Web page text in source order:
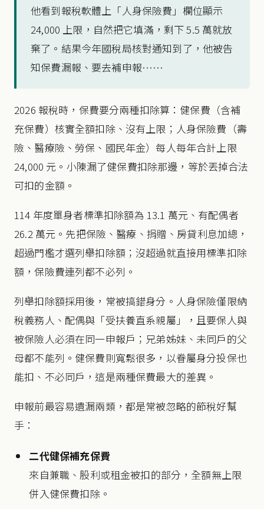
他看到報稅軟體上「人身保險費」欄位顯示
24,000 上限，自然把它填滿，剩下 5.5 萬就放
棄了。結果今年國稅局核對通知到了，他被告
知保費漏報、要去補申報……
2026 報稅時，保費要分兩種扣除算：健保費（含補
充保費）核實全額扣除、沒有上限；人身保險費（壽
險、醫療險、勞保、國民年金）每人每年合計上限
24,000 元。小陳漏了健保費扣除那邊，等於丟掉合法
可扣的金額。
114 年度單身者標準扣除額為 13.1 萬元、有配偶者
26.2 萬元。先把保險、醫療、捐贈、房貸利息加總，
超過門檻才選列舉扣除額；沒超過就直接用標準扣除
額，保險費連列都不必列。
列舉扣除額採用後，常被搞錯身分。人身保險僅限納
稅義務人、配偶與「受扶養直系親屬」，且要保人與
被保險人必須在同一申報戶；兄弟姊妹、未同戶的父
母都不能列。健保費則寬鬆很多，以眷屬身分投保也
能扣、不必同戶，這是兩種保費最大的差異。
申報前最容易遺漏兩類，都是常被忽略的節稅好幫
手：
二代健保補充保費
來自兼職、股利或租金被扣的部分，全額無上限
併入健保費扣除。